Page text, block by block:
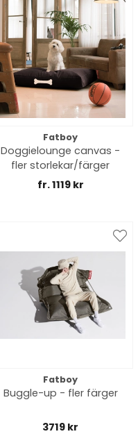
Fatboy
Doggielounge canvas -
fler storlekar/färger
fr. 1119 kr
Fatboy
Buggle-up - fler färger
3719 kr